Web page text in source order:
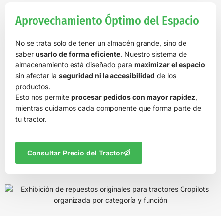
Aprovechamiento Óptimo del Espacio
No se trata solo de tener un almacén grande, sino de
saber usarlo de forma eficiente. Nuestro sistema de
almacenamiento está diseñado para maximizar el espacio
sin afectar la seguridad ni la accesibilidad de los
productos.
Esto nos permite procesar pedidos con mayor rapidez,
mientras cuidamos cada componente que forma parte de
tu tractor.
Consultar Precio del Tractor